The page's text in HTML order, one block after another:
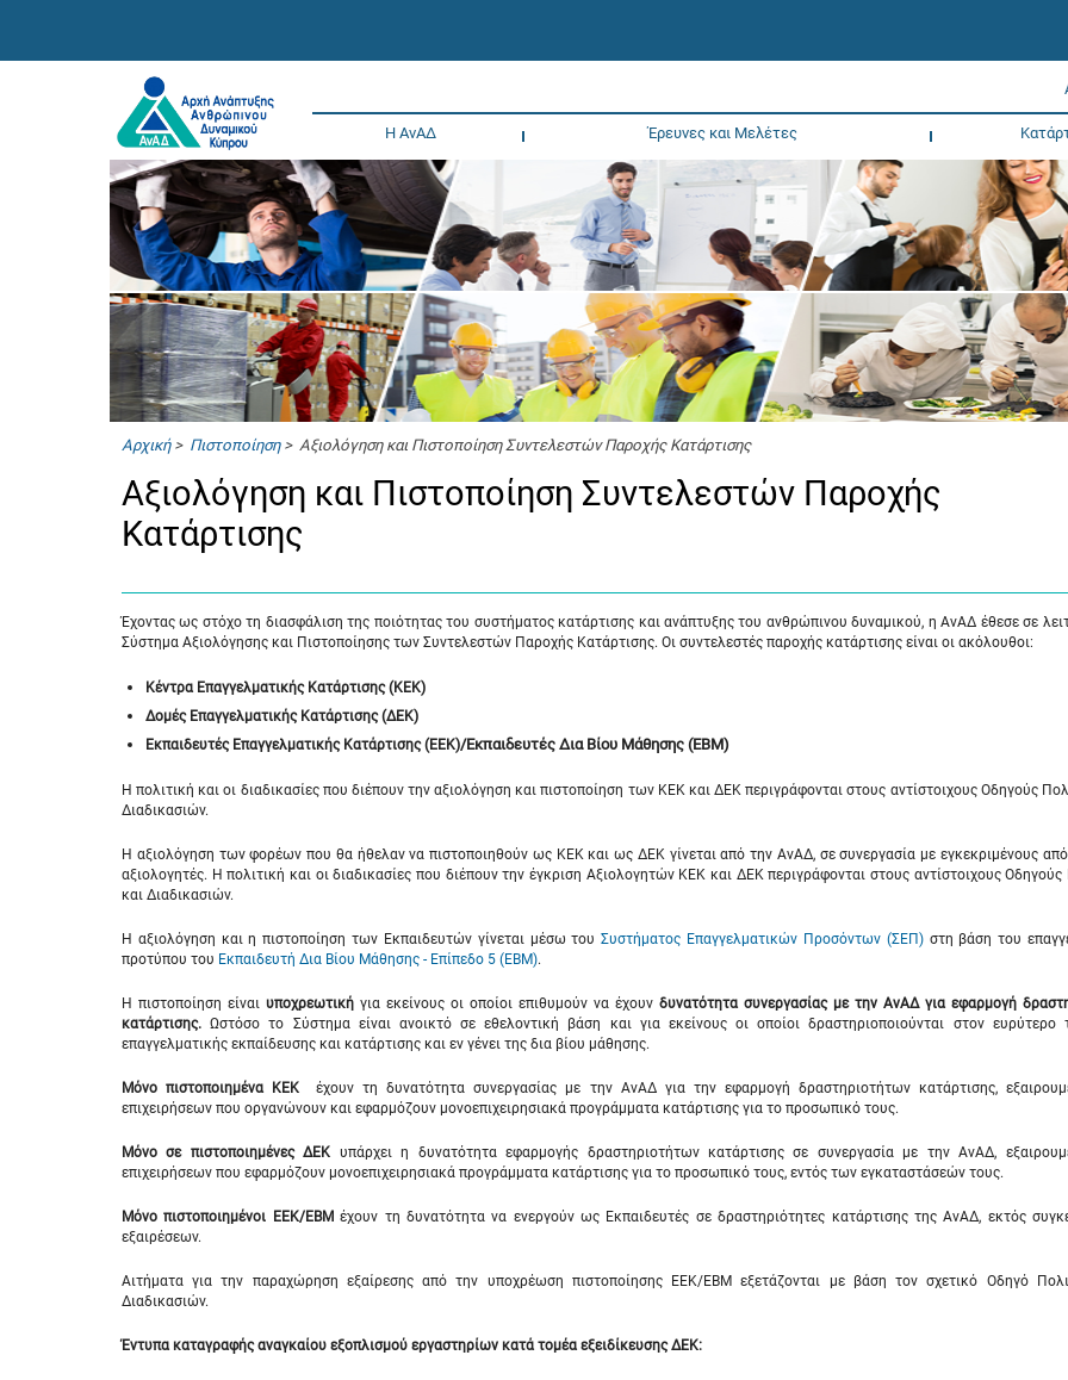
Η ΑνΑΔ Έρευνες και Μελέτες
Αρχική> Πιστοποίηση> Αξιολόγηση και Πιστοποίηση Συντελεστών Παροχής Κατάρτισης
Αξιολόγηση και Πιστοποίηση Συντελεστών Παροχής
Κατάρτισης
Έχοντας ως στόχο τη διασφάλιση της ποιότητας του συστήματος κατάρτισης και ανάπτυξης του ανθρώπινου δυναμικού, η ΑνΑΔ έθεσε σε
Σύστημα Αξιολόγησης και Πιστοποίησης των Συντελεστών Παροχής Κατάρτισης. Οι συντελεστές παροχής κατάρτισης είναι οι ακόλουθοι:
Κέντρα Επαγγελματικής Κατάρτισης (ΚΕΚ)
Δομές Επαγγελματικής Κατάρτισης (ΔΕΚ)
Εκπαιδευτές Επαγγελματικής Κατάρτισης (ΕΕΚ)/Εκπαιδευτές Δια Βίου Μάθησης (ΕΒΜ)
Η πολιτική και οι διαδικασίες που διέπουν την αξιολόγηση και πιστοποίηση των ΚΕΚ και ΔΕΚ περιγράφονται στους αντίστοιχους Οδηγούς
Διαδικασιών.
Η αξιολόγηση των φορέων που θα ήθελαν να πιστοποιηθούν ως ΚΕΚ και ως ΔΕΚ γίνεται από την ΑνΑΔ, σε συνεργασία με εγκεκριμένους
αξιολογητές. Η πολιτική και οι διαδικασίες που διέπουν την έγκριση Αξιολογητών ΚΕΚ και ΔΕΚ περιγράφονται στους αντίστοιχους Οδηγούς
και Διαδικασιών.
Η αξιολόγηση και η πιστοποίηση των Εκπαιδευτών γίνεται μέσω τουΣυστήματος Επαγγελματικών Προσόντων (ΣΕΠ)στη βάση του
προτύπου του Εκπαιδευτή Δια Βίου Μάθησης - Επίπεδο 5 (ΕΒΜ).
Η πιστοποίηση είναι υποχρεωτική για εκείνους οι οποίοι επιθυμούν να έχουν δυνατότητα συνεργασίας με την ΑνΑΔ για εφαρμογή
κατάρτισης.Ωστόσο το Σύστημα είναι ανοικτό σε εθελοντική βάση και για εκείνους οι οποίοι δραστηριοποιούνται στον ευρύτερο
επαγγελματικής εκπαίδευσης και κατάρτισης και εν γένει της δια βίου μάθησης.
Μόνο πιστοποιημένα ΚΕΚ έχουν τη δυνατότητα συνεργασίας με την ΑνΑΔ για την εφαρμογή δραστηριοτήτων κατάρτισης,
επιχειρήσεων που οργανώνουν και εφαρμόζουν μονοεπιχειρησιακά προγράμματα κατάρτισης για το προσωπικό τους.
Μόνο σε πιστοποιημένες ΔΕΚ υπάρχει η δυνατότητα εφαρμογής δραστηριοτήτων κατάρτισης σε συνεργασία με την ΑνΑΔ,
επιχειρήσεων που εφαρμόζουν μονοεπιχειρησιακά προγράμματα κατάρτισης για το προσωπικό τους, εντός των εγκαταστάσεών τους.
Μόνο πιστοποιημένοι ΕΕΚ/ΕΒΜ έχουν τη δυνατότητα να ενεργούν ως Εκπαιδευτές σε δραστηριότητες κατάρτισης της ΑνΑΔ, εκτός
εξαιρέσεων.
Αιτήματα για την παραχώρηση εξαίρεσης από την υποχρέωση πιστοποίησης ΕΕΚ/ΕΒΜ εξετάζονται με βάση τον σχετικό Οδηγό
Διαδικασιών.
Έντυπα καταγραφής αναγκαίου εξοπλισμού εργαστηρίων κατά τομέα εξειδίκευσης ΔΕΚ: